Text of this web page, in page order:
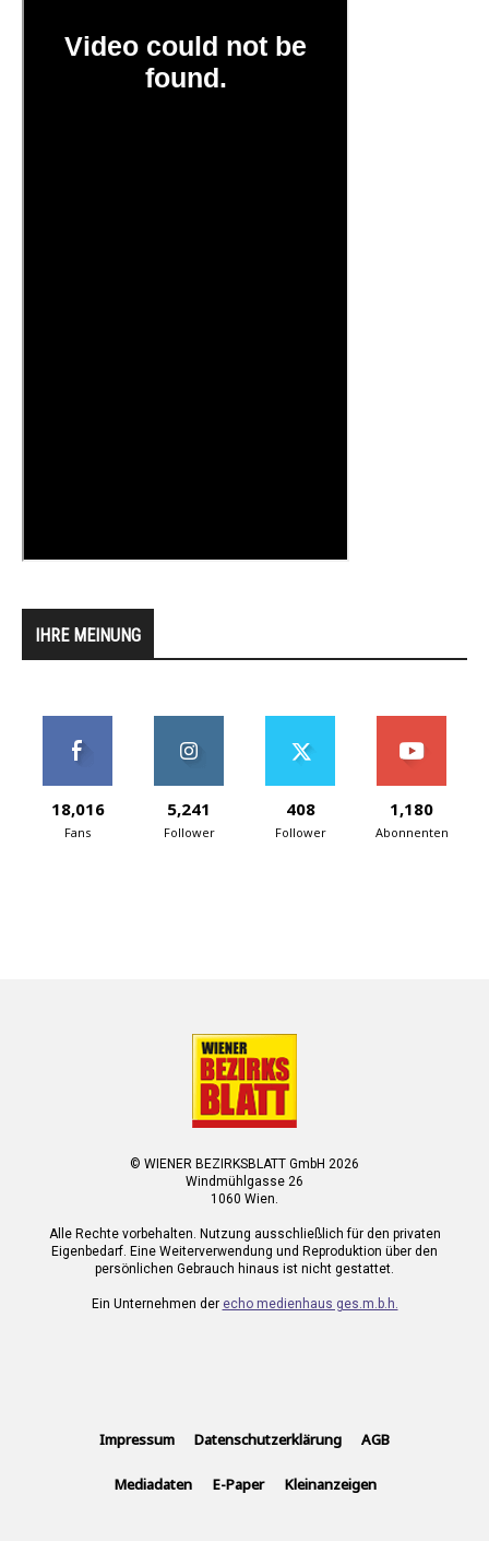
IHRE MEINUNG
18,016
Fans
5,241
Follower
408
Follower
1,180
Abonnenten
© WIENER BEZIRKSBLATT GmbH 2026
Windmühlgasse 26
1060 Wien.
Alle Rechte vorbehalten. Nutzung ausschließlich für den privaten
Eigenbedarf. Eine Weiterverwendung und Reproduktion über den
persönlichen Gebrauch hinaus ist nicht gestattet.
Ein Unternehmen der echo medienhaus ges.m.b.h.
Impressum Datenschutzerklärung AGB
Mediadaten E-Paper Kleinanzeigen